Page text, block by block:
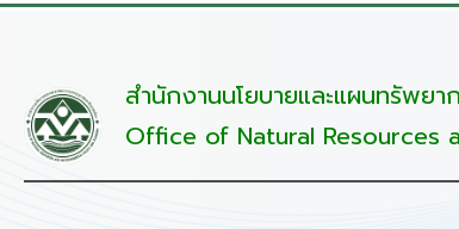
สำนักงานนโยบายและแผนทรัพย
Office of Natural Resources